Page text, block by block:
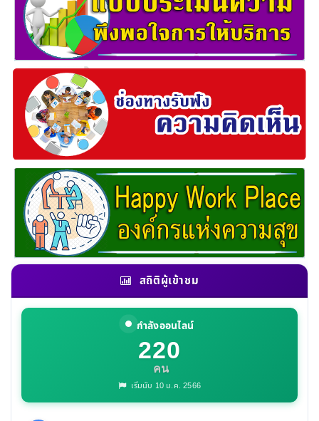
สถิติผู้เข้าชม
กำลังออนไลน์
220
คน
เริ่มนับ 10 ม.ค. 2566